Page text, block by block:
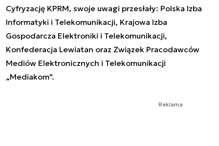
Cyfryzację KPRM, swoje uwagi przesłały: Polska Izba
Informatyki i Telekomunikacji, Krajowa Izba
Gospodarcza Elektroniki i Telekomunikacji,
Konfederacja Lewiatan oraz Związek Pracodawców
Mediów Elektronicznych i Telekomunikacji
„Mediakom".
Reklama